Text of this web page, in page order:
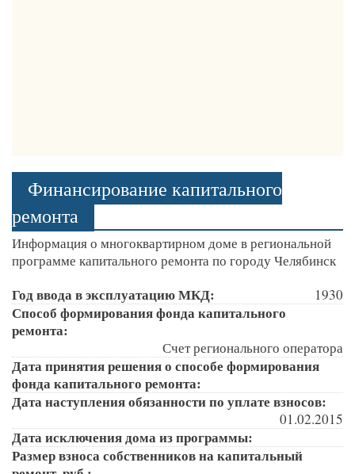
Финансирование капитального
ремонта
Информация о многоквартирном доме в региональной
программе капитального ремонта по городу Челябинск
Год ввода в эксплуатацию МКД: 1930
Способ формирования фонда капитального
ремонта:
Счет регионального оператора
Дата принятия решения о способе формирования
фонда капитального ремонта:
Дата наступления обязанности по уплате взносов:
01.02.2015
Дата исключения дома из программы:
Размер взноса собственников на капитальный